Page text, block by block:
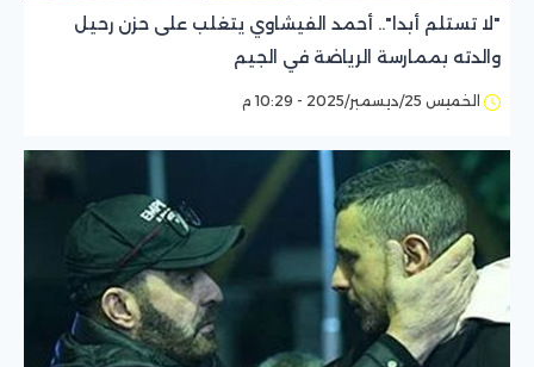
"لا تستلم أبدا".. أحمد الفيشاوي يتغلب على حزن رحيل
والدته بممارسة الرياضة في الجيم
الخميس 25/ديسمبر/2025 - 10:29 م